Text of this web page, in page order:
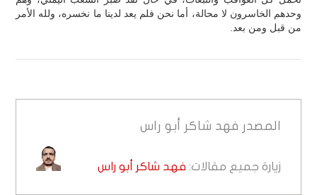
وحدهم الخاسرون لا محالة، أما نحن فلم يعد لدينا ما نخسره، ولله الأمر
من قبل ومن بعد.
المصدر فهد شاكر أبو راس
زيارة جميع مقالات: فهد شاكر أبو راس